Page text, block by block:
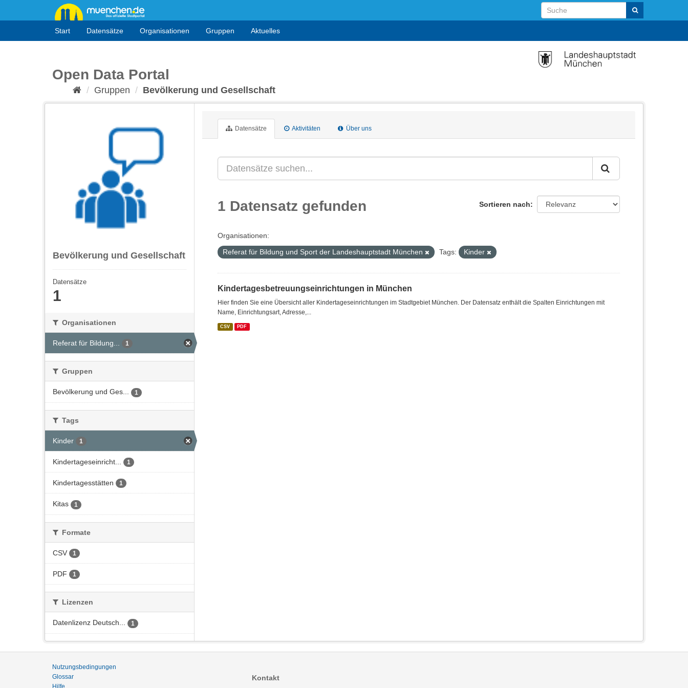
Start Datensätze Organisationen Gruppen Aktuelles
Open Data Portal
Gruppen Bevölkerung und Gesellschaft
Bevölkerung und Gesellschaft
Datensätze
1
Organisationen
Referat für Bildung... 1
Gruppen
Bevölkerung und Ges... 1
Tags
Kinder 1
Kindertageseinricht... 1
Kindertagesstätten 1
Kitas 1
Formate
CSV 1
PDF 1
Lizenzen
Datenlizenz Deutsch... 1
Datensätze Aktivitäten Über uns
Sortieren nach
1 Datensatz gefunden
Organisationen:
Referat für Bildung und Sport der Landeshauptstadt München
Tags: Kinder
Kindertagesbetreuungseinrichtungen in München
Hier finden Sie eine Übersicht aller Kindertageseinrichtungen im Stadtgebiet München. Der Datensatz enthält die Spalten Einrichtungen mit
Name, Einrichtungsart, Adresse,...
CSV PDF
Nutzungsbedingungen
Glossar
Hilfe
Kontakt